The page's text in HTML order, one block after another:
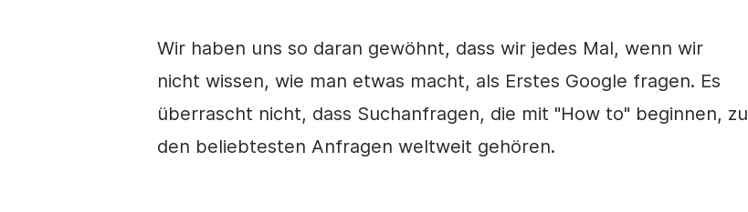
Wir haben uns so daran gewöhnt, dass wir jedes Mal, wenn wir
nicht wissen, wie man etwas macht, als Erstes Google fragen. Es
überrascht nicht, dass Suchanfragen, die mit "How to" beginnen, zu
den beliebtesten Anfragen weltweit gehören.